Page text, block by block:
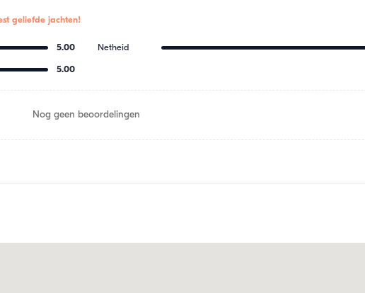
geliefde jachten!
5.00 Netheid
5.00
Nog geen beoordelingen